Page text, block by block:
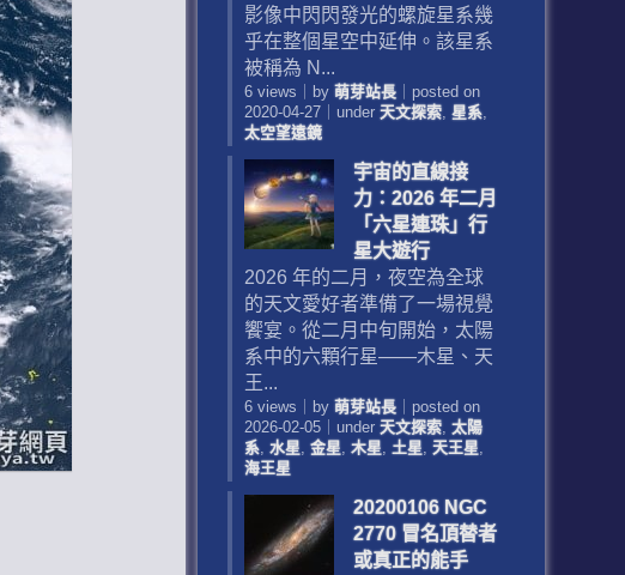
影像中閃閃發光的螺旋星系幾
乎在整個星空中延伸。該星系
被稱為 N...
6 views by 萌芽站長｜ posted on
2020-04-27｜ under 天文探索, 星系,
太空望遠鏡
宇宙的直線接
力：2026 年二月
「六星連珠」行
星大遊行
2026 年的二月，夜空為全球
的天文愛好者準備了一場視覺
饗宴。從二月中旬開始，太陽
系中的六顆行星——木星、天
王...
6 views by 萌芽站長｜ posted on
2026-02-05｜ under 天文探索, 太陽
系, 水星, 金星, 木星, 土星, 天王星,
海王星
20200106 NGC
2770 冒名頂替者
或真正的能手